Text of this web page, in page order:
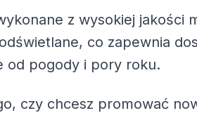
z wysokiej jakości
co zapewnia
od pogody i pory roku.
czy chcesz promować